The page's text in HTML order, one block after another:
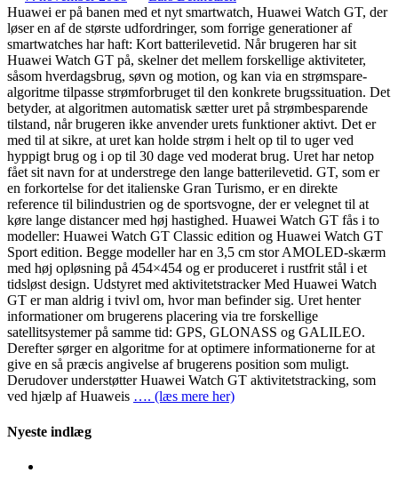
Huawei er på banen med et nyt smartwatch, Huawei Watch GT, der
løser en af de største udfordringer, som forrige generationer af
smartwatches har haft: Kort batterilevetid. Når brugeren har sit
Huawei Watch GT på, skelner det mellem forskellige aktiviteter,
såsom hverdagsbrug, søvn og motion, og kan via en strømspare-
algoritme tilpasse strømforbruget til den konkrete brugssituation. Det
betyder, at algoritmen automatisk sætter uret på strømbesparende
tilstand, når brugeren ikke anvender urets funktioner aktivt. Det er
med til at sikre, at uret kan holde strøm i helt op til to uger ved
hyppigt brug og i op til 30 dage ved moderat brug. Uret har netop
fået sit navn for at understrege den lange batterilevetid. GT, som er
en forkortelse for det italienske Gran Turismo, er en direkte
reference til bilindustrien og de sportsvogne, der er velegnet til at
køre lange distancer med høj hastighed. Huawei Watch GT fås i to
modeller: Huawei Watch GT Classic edition og Huawei Watch GT
Sport edition. Begge modeller har en 3,5 cm stor AMOLED-skærm
med høj opløsning på 454×454 og er produceret i rustfrit stål i et
tidsløst design. Udstyret med aktivitetstracker Med Huawei Watch
GT er man aldrig i tvivl om, hvor man befinder sig. Uret henter
informationer om brugerens placering via tre forskellige
satellitsystemer på samme tid: GPS, GLONASS og GALILEO.
Derefter sørger en algoritme for at optimere informationerne for at
give en så præcis angivelse af brugerens position som muligt.
Derudover understøtter Huawei Watch GT aktivitetstracking, som
ved hjælp af Huaweis …. (læs mere her)
Nyeste indlæg